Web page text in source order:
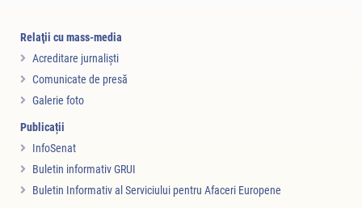
Relaţii cu mass-media
Acreditare jurnalişti
Comunicate de presă
Galerie foto
Publicații
InfoSenat
Buletin informativ GRUI
Buletin Informativ al Serviciului pentru Afaceri Europene